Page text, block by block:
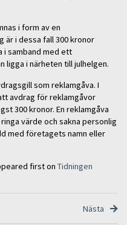
i form av en
är i dessa fall 300 kronor
i samband med ett
ligga i närheten till julhelgen.
som reklamgåva. I
avdrag för reklamgåvor
300 kronor. En reklamgåva
värde och sakna personlig
med företagets namn eller
first on Tidningen
Nästa